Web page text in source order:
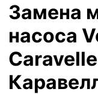
Замена
насоса